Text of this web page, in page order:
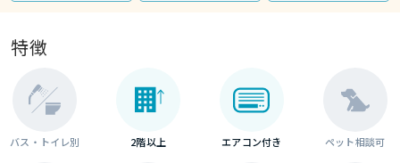
特徴
バス・トイレ別 2階以上 エアコン付き ペット相談可